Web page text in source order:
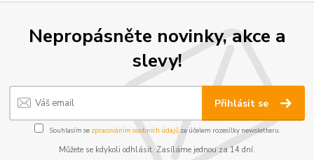
Nepropásněte novinky, akce a
slevy!
Přihlásit se
Souhlasím se zpracováním osobních údajůza účelem rozesílky newsletteru.
Můžete se kdykoli odhlásit. Zasíláme jednou za 14 dní.